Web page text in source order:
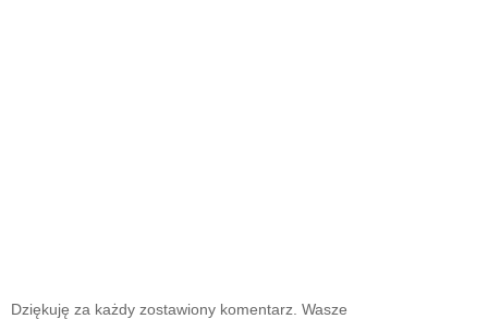
Dziękuję za każdy zostawiony komentarz. Wasze